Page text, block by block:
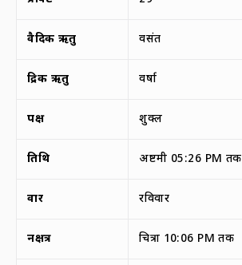
वैदिक ऋतु वसंत
द्रिक ऋतु वर्षा
पक्ष शुक्ल
तिथि अष्टमी 05:26 PM तक
वार रविवार
नक्षत्र चित्रा 10:06 PM तक